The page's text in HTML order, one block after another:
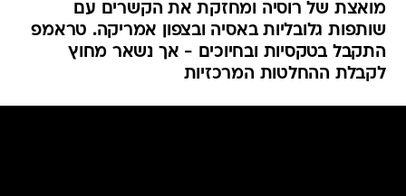
מואצת של רוסיה ומחזקת את הקשרים עם
שותפות גלובליות באסיה ובצפון אמריקה. טראמפ
התקבל בטקסיות ובחיוכים - אך נשאר מחוץ
לקבלת ההחלטות המרכזיות